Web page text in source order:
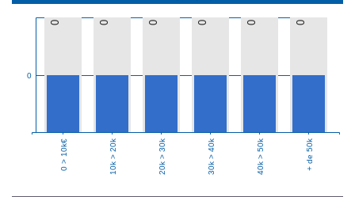
0
0 0 0 0 0 0
0 > 10k€ 10k > 20k 20k > 30k 30k > 40k 40k > 50k + de 50k